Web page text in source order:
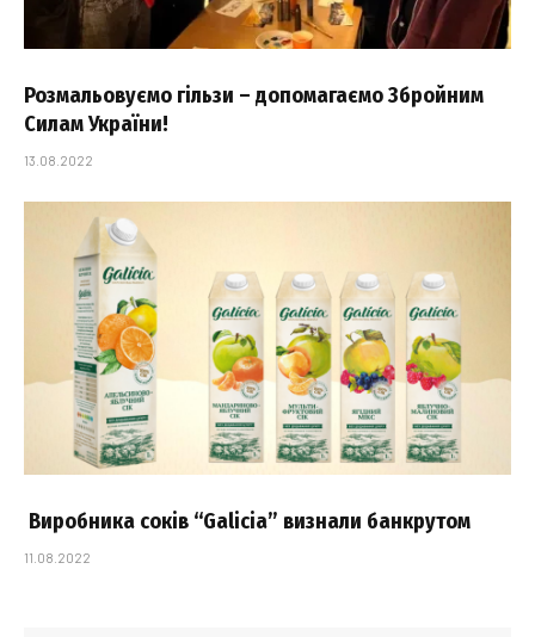
Розмальовуємо гільзи – допомагаємо Збройним
Силам України!
13.08.2022
Виробника соків “Galicia” визнали банкрутом
11.08.2022